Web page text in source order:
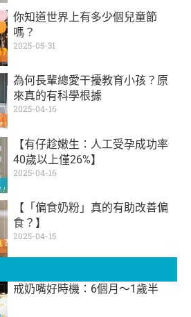
你知道世界上有多少個兒童節
嗎？
2025-05-31
為何長輩總愛干擾教育小孩？原
來真的有科學根據
2025-04-16
【有仔趁嫩生：人工受孕成功率
40歲以上僅26%】
2025-04-16
【「偏食奶粉」真的有助改善偏
食？】
2025-04-15
戒奶嘴好時機：6個月～1歲半